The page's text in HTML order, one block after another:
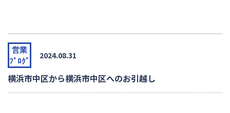
営業
ﾌﾞﾛｸﾞ
2024.08.31
横浜市中区から横浜市中区へのお引越し